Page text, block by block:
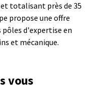
totalisant près de 35
propose une offre
d'expertise en
et mécanique.
vous